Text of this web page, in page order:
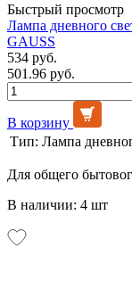
Быстрый просмотр
Лампа дневного
GAUSS
534 руб.
501.96 руб.
В корзину
Тип: Лампа
Для общего
В наличии: 4 шт